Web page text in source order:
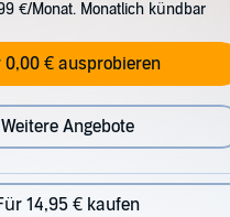
€/Monat. Monatlich kündbar
0,00 € ausprobieren
Weitere Angebote
14,95 € kaufen